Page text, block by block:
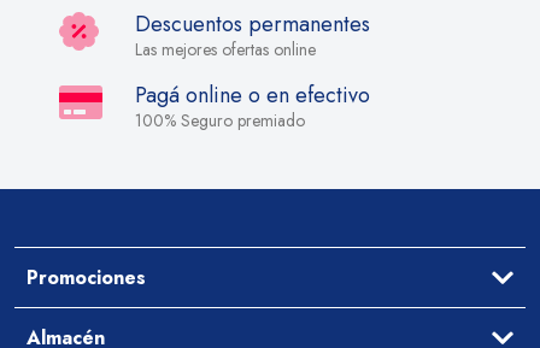
Descuentos permanentes
Las mejores ofertas online
Pagá online o en efectivo
100% Seguro premiado
Promociones
Almacén